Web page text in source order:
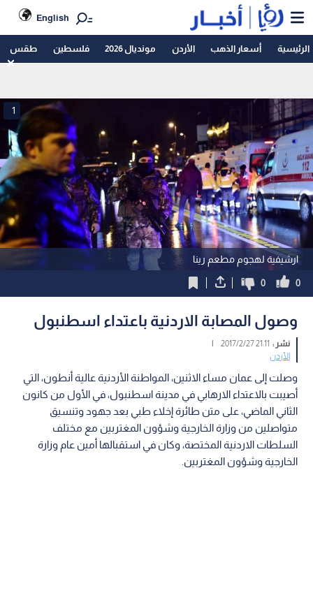
English
الرئيسية أسعار الذهب الأردن مونديال 2026 فلسطين طقس
ارشيفية لهجوم مطعم رينا
1
0
0
وصول المصابة الاردنية باعتداء اسطنبول
نشر : 21:11 2017/2/27
|
الأردن
وصلت إلى عمان مساء الاثنين، المواطنة الأردنية عالية أنطون، التي
أصيبت بالاعتداء الارهابي في مدينة اسطنبول، في الأول من كانون
الثاني الماضي، على متن طائرة إخلاء طبي بعد جهود وتنسيق
متواصلين من وزارة الخارجية وشؤون المغتربين مع مختلف
السلطات الاردنية المختصة، وكان في استقبالها أمين عام وزارة
الخارجية وشؤون المغتربين.